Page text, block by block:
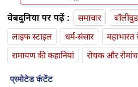
वेबदुनिया पर पढ़ें : समाचार बॉलीवुड
लाइफ स्‍टाइल
धर्म-संसार
रामायण की कहानियां
रोचक और